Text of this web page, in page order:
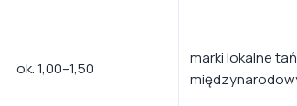
ok. 1,00–1,50
marki lokalne